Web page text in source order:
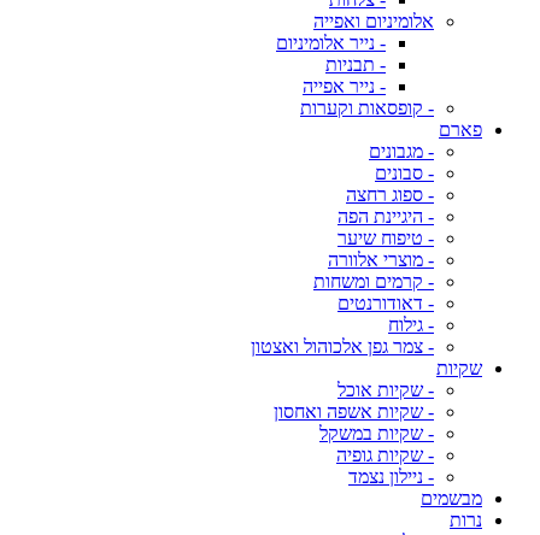
אלומיניום ואפייה
- נייר אלומיניום
- תבניות
- נייר אפייה
- קופסאות וקערות
פארם
- מגבונים
- סבונים
- ספוג רחצה
- היגיינת הפה
- טיפוח שיער
- מוצרי אלוורה
- קרמים ומשחות
- דאודורנטים
- גילוח
- צמר גפן אלכוהול ואצטון
שקיות
- שקיות אוכל
- שקיות אשפה ואחסון
- שקיות במשקל
- שקיות גופיה
- ניילון נצמד
מבשמים
נרות